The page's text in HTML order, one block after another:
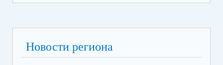
Новости региона